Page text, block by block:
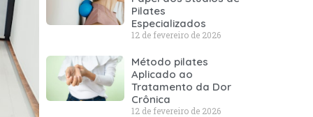
Pilates
Especializados
12 de fevereiro de 2026
Método pilates
Aplicado ao
Tratamento da Dor
Crônica
12 de fevereiro de 2026